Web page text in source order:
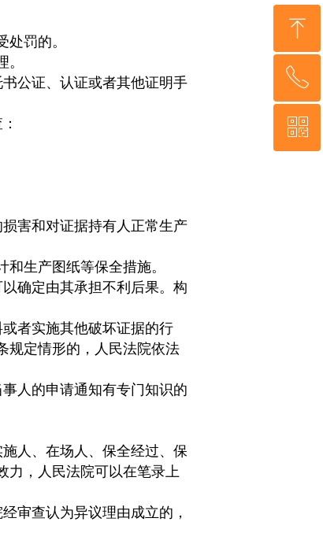
罚的。
公证、认证或者其他证明手
害和对证据持有人正常生产
生产图纸等保全措施。
确定由其承担不利后果。构
者实施其他破坏证据的行
规定情形的，人民法院依法
人的申请通知有专门知识的
人、在场人、保全经过、保
力，人民法院可以在笔录上
审查认为异议理由成立的，
ꁸ
回到顶部
ꂅ
86-571-88495700
ꀥ